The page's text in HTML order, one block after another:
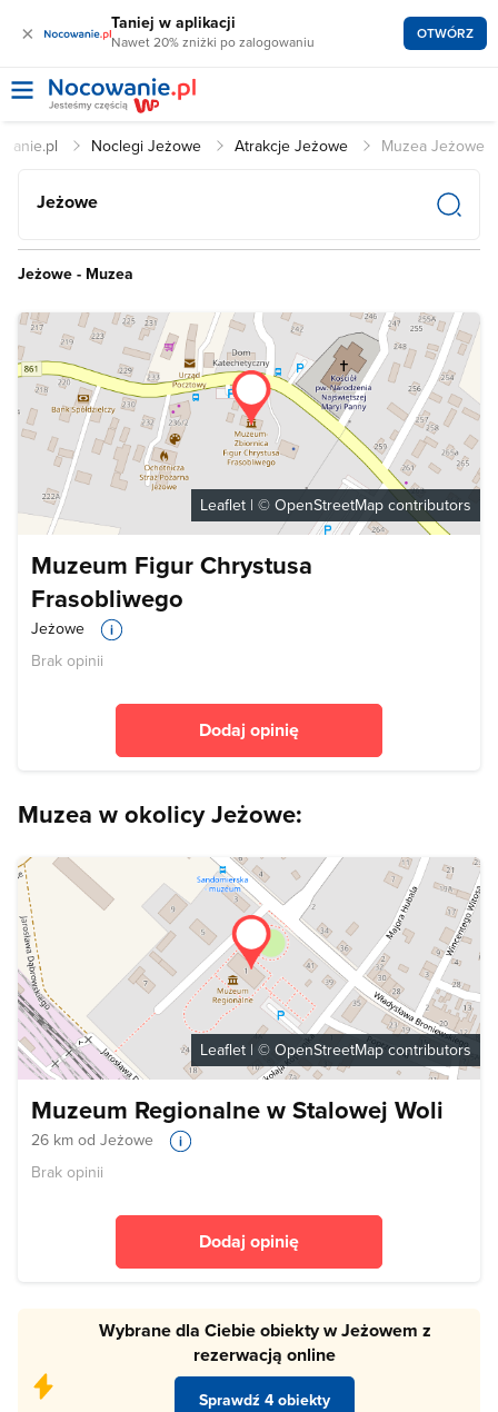
× Taniej w aplikacji
Nawet 20% zniżki po zalogowaniu OTWÓRZ
Noclegi Jeżowe Atrakcje Jeżowe Muzea Jeżowe
Jeżowe
Jeżowe - Muzea
Leaflet | © OpenStreetMap contributors
Muzeum Figur Chrystusa
Frasobliwego
Jeżowe
Brak opinii
Dodaj opinię
Muzea w okolicy Jeżowe:
Leaflet | © OpenStreetMapcontributors
Muzeum Regionalne w Stalowej Woli
26 km od Jeżowe
Brak opinii
Dodaj opinię
Wybrane dla Ciebie obiekty w Jeżowem z
rezerwacją online
Sprawdź 4 obiekty